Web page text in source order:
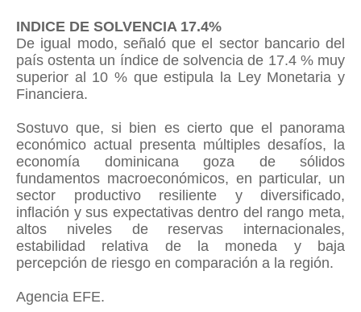
INDICE DE SOLVENCIA 17.4%
De igual modo, señaló que el sector bancario del
país ostenta un índice de solvencia de 17.4 % muy
superior al 10 % que estipula la Ley Monetaria y
Financiera.
Sostuvo que, si bien es cierto que el panorama
económico actual presenta múltiples desafíos, la
economía dominicana goza de sólidos
fundamentos macroeconómicos, en particular, un
sector productivo resiliente y diversificado,
inflación y sus expectativas dentro del rango meta,
altos niveles de reservas internacionales,
estabilidad relativa de la moneda y baja
percepción de riesgo en comparación a la región.
Agencia EFE.